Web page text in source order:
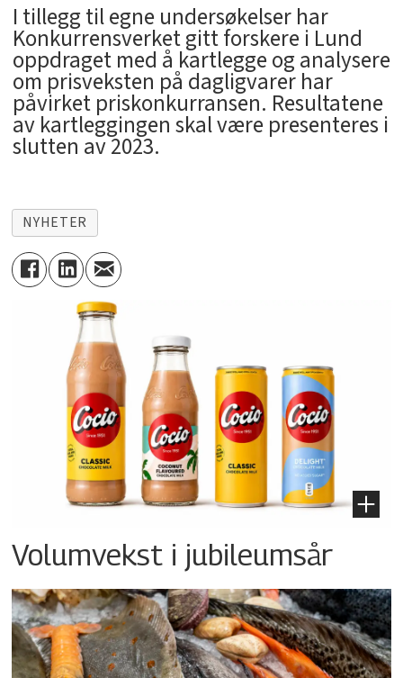
I tillegg til egne undersøkelser har
Konkurrensverket gitt forskere i Lund
oppdraget med å kartlegge og analysere
om prisveksten på dagligvarer har
påvirket priskonkurransen. Resultatene
av kartleggingen skal være presenteres i
slutten av 2023.
NYHETER
Volumvekst i jubileumsår